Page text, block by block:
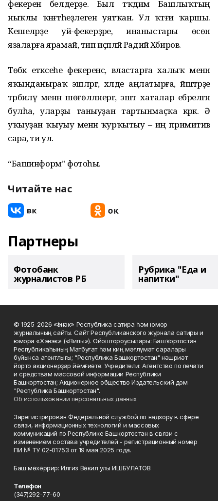
фекерен белдерҙе. Был тәҡдим Башлыҡтың
ныҡлы ҡәнәғәтһеҙлеген уятҡан. Ул ҡәтғи ҡаршы.
Кешеләрҙе уй-фекерҙәре, инаныстары өсөн
язаларға ярамай, тип иҫәпләй Радий Хәбиров.
Төбәк етәксеһе фекеренсә, властарға халыҡ менән
яҡынданыраҡ эшләргә, хәлде аңлатырға, йәштәрҙе
тәрбиәләү менән шөғөлләнергә, эштә хаталар ебәрелгән
булһа, уларҙы таныуҙан тартынмаҫҡа кәрәк. Ә
уҡыуҙан ҡыуыу менән ҡурҡытыу – иң примитив
сара, ти ул.
“Башинформ” фотоһы.
Читайте нас
Партнеры
Фотобанк
журналистов РБ
Рубрика "Еда и
напитки"
© 1925-2026 «Һәнәк» Республика сатира һәм юмор
журналының сайты. Сайт Республиканского журнала сатиры и
юмора «Хэнэк» («Вилы»). Ойоштороусылары: Башҡортостан
Республикаһының Матбуғат һәм киң мәғлүмәт саралары
буйынса агентлығы; "Республика Башкортостан" нәшриәт
йорто акционерҙар йәмғиәте. Учредители: Агентство по печати
и средствам массовой информации Республики
Башкортостан; Акционерное общество Издательский дом
"Республика Башкортостан".
Об использовании персональных данных
Зарегистрирован Федеральной службой по надзору в сфере
связи, информационных технологий и массовых
коммуникаций по Республике Башкортостан в связи с
изменением состава учредителей - регистрационный номер
ПИ № ТУ 02-01753 от 19 мая 2025 года.
Баш мөхәррир: Илгиз Вәкил улы ИШБУЛАТОВ
Телефон
(347)292-77-60